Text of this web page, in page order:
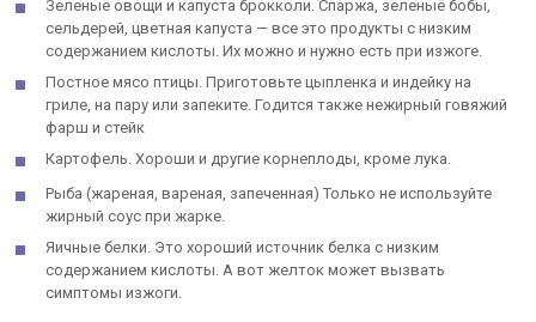
Зеленые овощи и капуста брокколи. Спаржа, зеленые бобы,
сельдерей, цветная капуста — все это продукты с низким
содержанием кислоты. Их можно и нужно есть при изжоге.
Постное мясо птицы. Приготовьте цыпленка и индейку на
гриле, на пару или запеките. Годится также нежирный говяжий
фарш и стейк
Картофель. Хороши и другие корнеплоды, кроме лука.
Рыба (жареная, вареная, запеченная) Только не используйте
жирный соус при жарке.
Яичные белки. Это хороший источник белка с низким
содержанием кислоты. А вот желток может вызвать
симптомы изжоги.